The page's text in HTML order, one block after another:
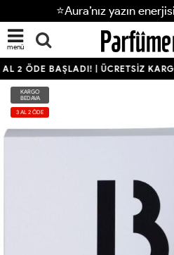
⭐Aura’nız yazın
menü
2 ÖDE BAŞLADI! | ÜCRETSİZ
KARGO
BEDAVA
3 AL 2 ÖDE